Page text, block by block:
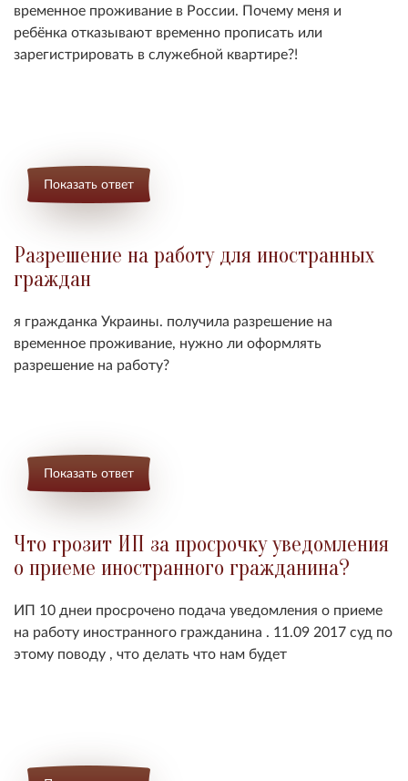
временное проживание в России. Почему меня и
ребёнка отказывают временно прописать или
зарегистрировать в служебной квартире?!
Показать ответ
Разрешение на работу для иностранных
граждан
я гражданка Украины. получила разрешение на
временное проживание, нужно ли оформлять
разрешение на работу?
Показать ответ
Что грозит ИП за просрочку уведомления
о приеме иностранного гражданина?
ИП 10 днеи просрочено подача уведомления о приеме
на работу иностранного гражданина . 11.09 2017 суд по
этому поводу , что делать что нам будет